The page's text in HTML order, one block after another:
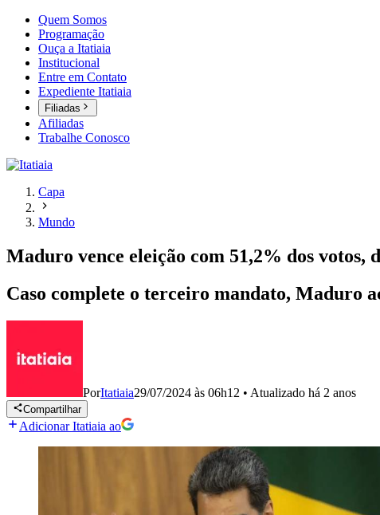
Quem Somos
Programação
Ouça a Itatiaia
Institucional
Entre em Contato
Expediente Itatiaia
Filiadas
Afiliadas
Trabalhe Conosco
Capa
Mundo
Maduro vence eleição com 51,2% dos votos,
Caso complete o terceiro mandato, Maduro
PorItatiaia29/07/2024 às 06h12 • Atualizado há 2 anos
Compartilhar
Adicionar Itatiaia ao